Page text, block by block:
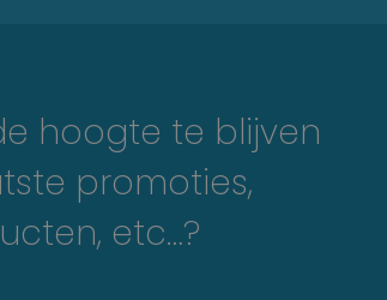
hoogte te blijven
promoties,
etc…?